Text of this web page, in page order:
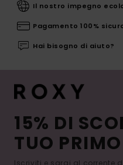
Il nostro impegno
Pagamento 100%
Hai bisogno di aiuto?
15% DI
TUO
Iscriviti e sarai al corrente